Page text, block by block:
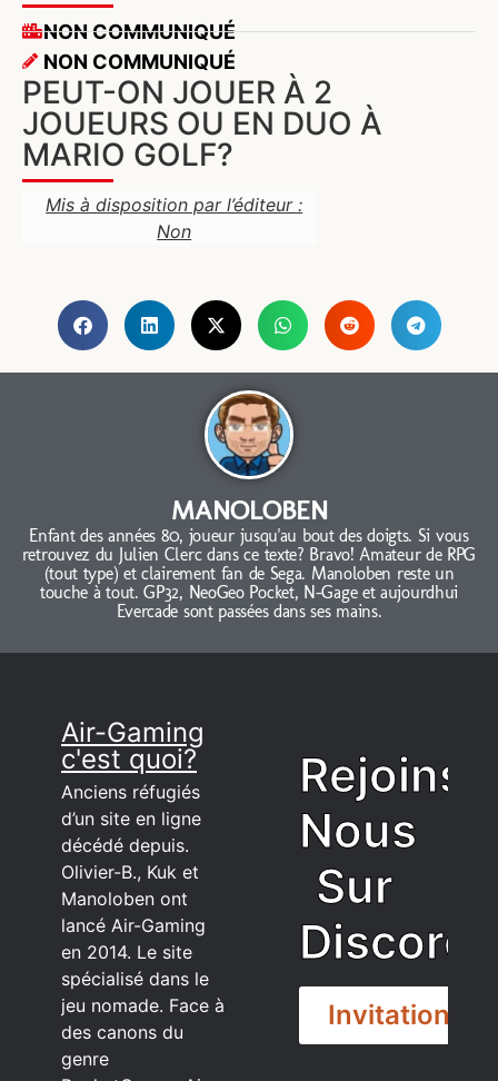
NON COMMUNIQUÉ
NON COMMUNIQUÉ
PEUT-ON JOUER À 2
JOUEURS OU EN DUO À
MARIO GOLF?
Mis à disposition par l’éditeur :
Non
MANOLOBEN
Enfant des années 80, joueur jusqu'au bout des doigts. Si vous
retrouvez du Julien Clerc dans ce texte? Bravo! Amateur de RPG
(tout type) et clairement fan de Sega. Manoloben reste un
touche à tout. GP32, NeoGeo Pocket, N-Gage et aujourdhui
Evercade sont passées dans ses mains.
Air-Gaming
c'est quoi?
Anciens réfugiés
d’un site en ligne
décédé depuis.
Olivier-B., Kuk et
Manoloben ont
lancé Air-Gaming
en 2014. Le site
spécialisé dans le
jeu nomade. Face à
des canons du
genre
Rejoins
Nous
Sur
Discord
Invitation